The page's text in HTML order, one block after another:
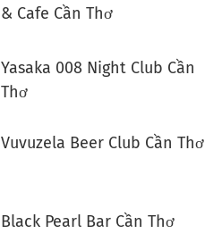
& Cafe Cần Thơ
Yasaka 008 Night Club Cần
Thơ
Vuvuzela Beer Club Cần Thơ
Black Pearl Bar Cần Thơ